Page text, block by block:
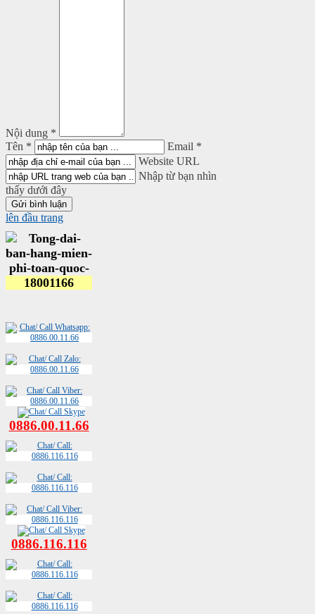
Nội dung *
Tên *
Email *
Website URL
Nhập từ bạn nhìn
thấy dưới đây
lên đầu trang
0886.00.11.66
0886.116.116